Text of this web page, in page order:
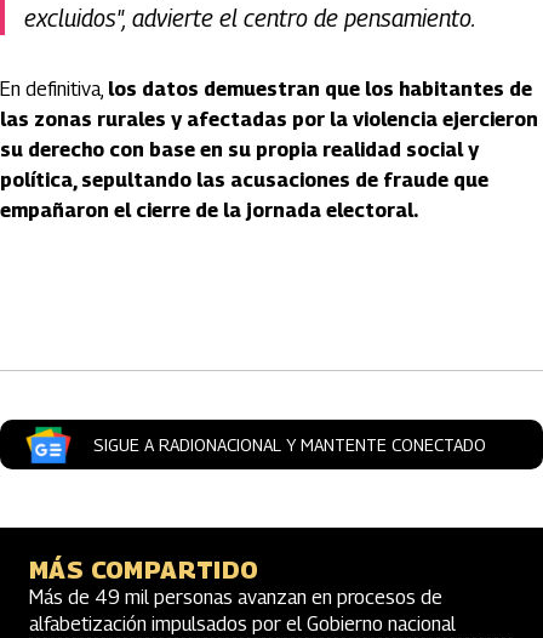
excluidos", advierte el centro de pensamiento.
En definitiva, los datos demuestran que los habitantes de
las zonas rurales y afectadas por la violencia ejercieron
su derecho con base en su propia realidad social y
política, sepultando las acusaciones de fraude que
empañaron el cierre de la jornada electoral.
SIGUE A RADIONACIONAL Y MANTENTE CONECTADO
MÁS COMPARTIDO
Más de 49 mil personas avanzan en procesos de
alfabetización impulsados por el Gobierno nacional